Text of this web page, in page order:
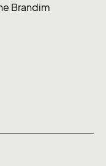
Brandim